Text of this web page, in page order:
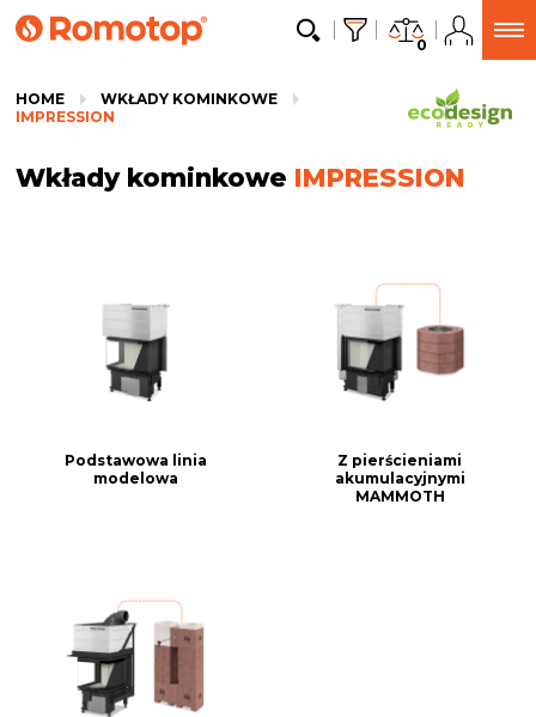
0
HOME
WKŁADY KOMINKOWE
IMPRESSION
Wkłady kominkowe IMPRESSION
podstawowa linia
modelowa
z pierścieniami
akumulacyjnymi
MAMMOTH